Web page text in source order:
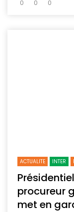
0
0 0
ACTUALITE INTER
procureur
met en